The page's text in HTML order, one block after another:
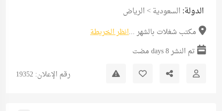
الدولة: السعودية> الرياض
مكتب شغلات بالشهر ...انظر الخريطة
تم النشر 8 days مضت
رقم الإعلان: 19352